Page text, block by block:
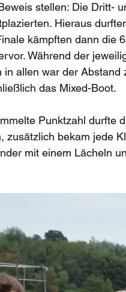
stellen: Die Dritt-
Hieraus
kämpften dann die
Während der
in allen war der
das Mixed-Boot.
Punktzahl durfte
zusätzlich bekam jede
mit einem Lächeln